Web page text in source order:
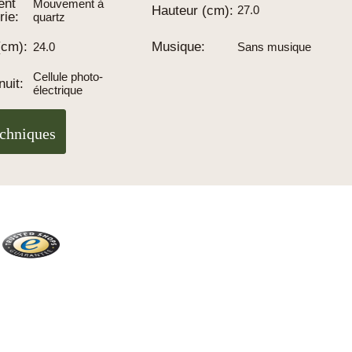
:
sans poids ni pendule
Mouvement à
quartz
Hauteur (cm): 27.0
24.0 Musique: Sans musique
Cellule photo-
électrique